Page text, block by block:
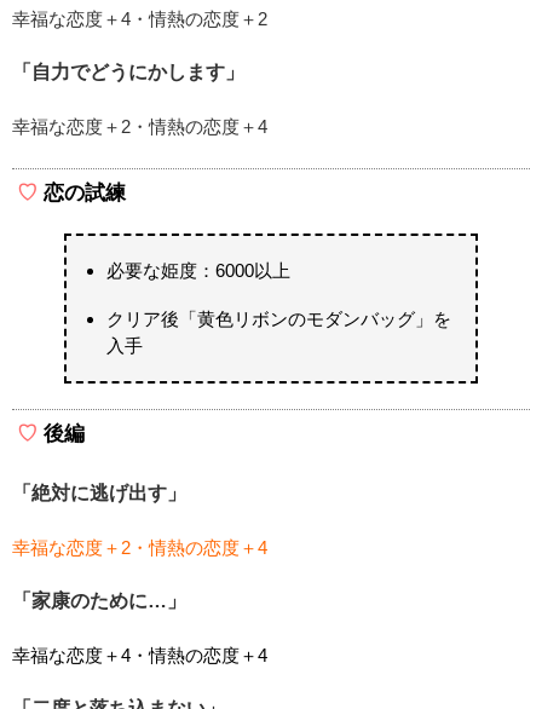
幸福な恋度＋4・情熱の恋度＋2
「自力でどうにかします」
幸福な恋度＋2・情熱の恋度＋4
恋の試練
必要な姫度：6000以上
クリア後「黄色リボンのモダンバッグ」を
入手
後編
「絶対に逃げ出す」
幸福な恋度＋2・情熱の恋度＋4
「家康のために…」
幸福な恋度＋4・情熱の恋度＋4